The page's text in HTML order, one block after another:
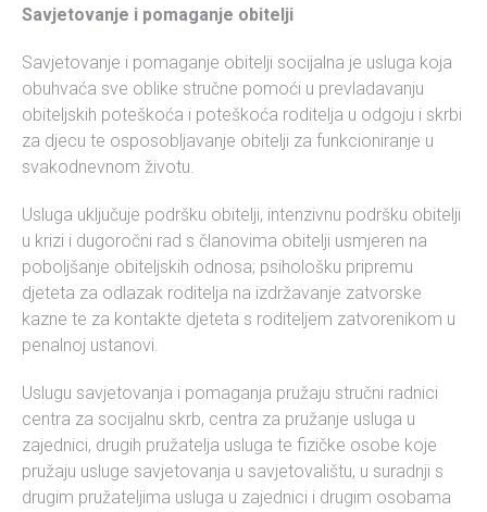
Savjetovanje i pomaganje obitelji
Savjetovanje i pomaganje obitelji socijalna je usluga koja
obuhvaća sve oblike stručne pomoći u prevladavanju
obiteljskih poteškoća i poteškoća roditelja u odgoju i skrbi
za djecu te osposobljavanje obitelji za funkcioniranje u
svakodnevnom životu.
Usluga uključuje podršku obitelji, intenzivnu podršku obitelji
u krizi i dugoročni rad s članovima obitelji usmjeren na
poboljšanje obiteljskih odnosa; psihološku pripremu
djeteta za odlazak roditelja na izdržavanje zatvorske
kazne te za kontakte djeteta s roditeljem zatvorenikom u
penalnoj ustanovi.
Uslugu savjetovanja i pomaganja pružaju stručni radnici
centra za socijalnu skrb, centra za pružanje usluga u
zajednici, drugih pružatelja usluga te fizičke osobe koje
pružaju usluge savjetovanja u savjetovalištu, u suradnji s
drugim pružateljima usluga u zajednici i drugim osobama